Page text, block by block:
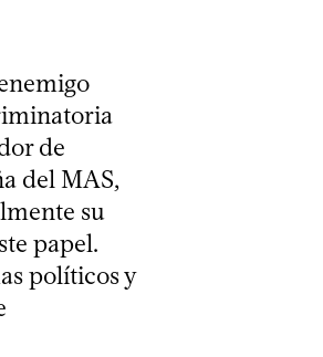
de
del MAS,
su
papel.
políticos y